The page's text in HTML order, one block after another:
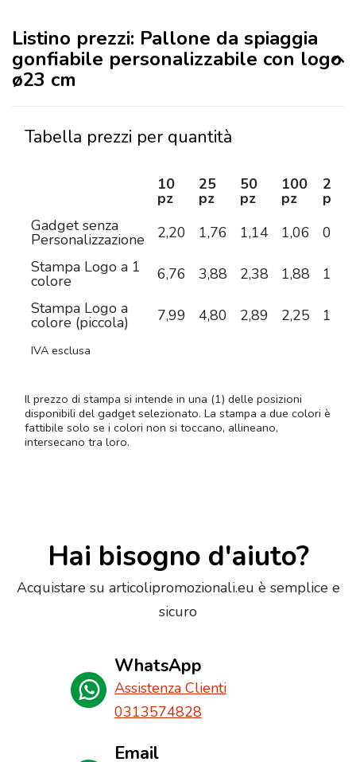
Listino prezzi: Pallone da spiaggia
gonfiabile personalizzabile con logo
ø23 cm
Tabella prezzi per quantità
10
pz
25
pz
50
pz
100
pz
250
pz
Gadget senza
Personalizzazione 2,20 1,76 1,14 1,06
0,84
Stampa Logo a 1
colore 6,76 3,88 2,38 1,88
1,34
Stampa Logo a
colore (piccola) 7,99 4,80 2,89 2,25 1,70
IVA esclusa
Il prezzo di stampa si intende in una (1) delle posizioni
disponibili del gadget selezionato. La stampa a due colori è
fattibile solo se i colori non si toccano, allineano,
intersecano tra loro.
Hai bisogno d'aiuto?
Acquistare su articolipromozionali.eu è semplice e
sicuro
WhatsApp
Assistenza Clienti
0313574828
Email